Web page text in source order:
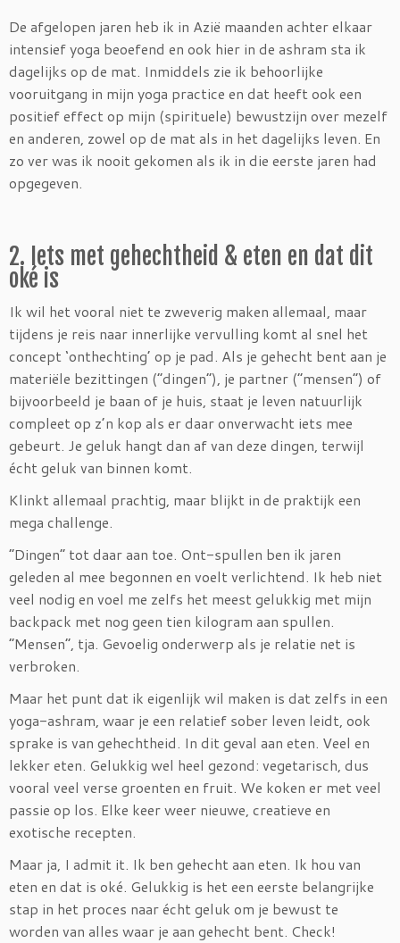
De afgelopen jaren heb ik in Azië maanden achter elkaar
intensief yoga beoefend en ook hier in de ashram sta ik
dagelijks op de mat. Inmiddels zie ik behoorlijke
vooruitgang in mijn yoga practice en dat heeft ook een
positief effect op mijn (spirituele) bewustzijn over mezelf
en anderen, zowel op de mat als in het dagelijks leven. En
zo ver was ik nooit gekomen als ik in die eerste jaren had
opgegeven.
2. Iets met gehechtheid & eten en dat dit
oké is
Ik wil het vooral niet te zweverig maken allemaal, maar
tijdens je reis naar innerlijke vervulling komt al snel het
concept ‘onthechting’ op je pad. Als je gehecht bent aan je
materiële bezittingen (“dingen”), je partner (“mensen”) of
bijvoorbeeld je baan of je huis, staat je leven natuurlijk
compleet op z’n kop als er daar onverwacht iets mee
gebeurt. Je geluk hangt dan af van deze dingen, terwijl
écht geluk van binnen komt.
Klinkt allemaal prachtig, maar blijkt in de praktijk een
mega challenge.
“Dingen” tot daar aan toe. Ont-spullen ben ik jaren
geleden al mee begonnen en voelt verlichtend. Ik heb niet
veel nodig en voel me zelfs het meest gelukkig met mijn
backpack met nog geen tien kilogram aan spullen.
“Mensen”, tja. Gevoelig onderwerp als je relatie net is
verbroken.
Maar het punt dat ik eigenlijk wil maken is dat zelfs in een
yoga-ashram, waar je een relatief sober leven leidt, ook
sprake is van gehechtheid. In dit geval aan eten. Veel en
lekker eten. Gelukkig wel heel gezond: vegetarisch, dus
vooral veel verse groenten en fruit. We koken er met veel
passie op los. Elke keer weer nieuwe, creatieve en
exotische recepten.
Maar ja, I admit it. Ik ben gehecht aan eten. Ik hou van
eten en dat is oké. Gelukkig is het een eerste belangrijke
stap in het proces naar écht geluk om je bewust te
worden van alles waar je aan gehecht bent. Check!